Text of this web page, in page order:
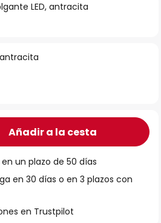
LED, antracita
antracita
Añadir a la cesta
un plazo de 50 días
en 30 días o en 3 plazos con
en Trustpilot